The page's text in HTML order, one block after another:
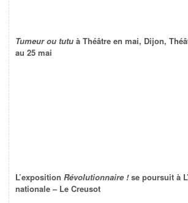
Tumeur ou tutu à Théâtre en mai, Dijon,
au 25 mai
L’exposition Révolutionnaire !se poursuit à
nationale – Le Creusot